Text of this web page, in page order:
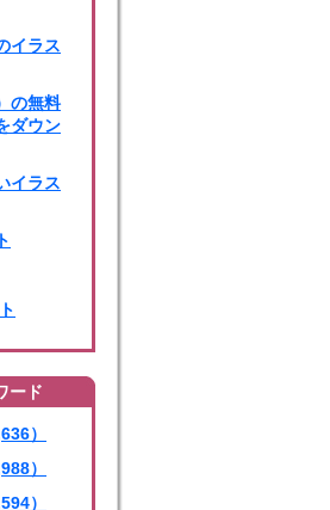
イラス
の無料
ダウン
イラス
ード
）
）
）